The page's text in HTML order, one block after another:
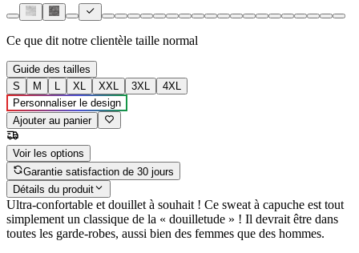
Ce que dit notre clientèle taille normal
Guide des tailles
S
M L XL XXL 3XL
4XL
Personnaliser le design
Ajouter au panier
Voir les options
Garantie satisfaction de 30 jours
Détails du produit
Ultra-confortable et douillet à souhait ! Ce sweat à capuche est tout
simplement un classique de la « douilletude » ! Il devrait être dans
toutes les garde-robes, aussi bien des femmes que des hommes.